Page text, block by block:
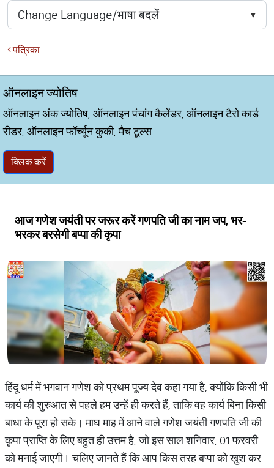
पत्रिका
ऑनलाइन ज्योतिष
ऑनलाइन अंक ज्योतिष, ऑनलाइन पंचांग कैलेंडर, ऑनलाइन टैरो कार्ड
रीडर, ऑनलाइन फॉर्च्यून कुकी, मैच टूल्स
क्लिक करें
आज गणेश जयंती पर जरूर करें गणपति जी का नाम जप, भर-
भरकर बरसेगी बप्पा की कृपा
हिंदू धर्म में भगवान गणेश को प्रथम पूज्य देव कहा गया है, क्योंकि किसी भी
कार्य की शुरुआत से पहले हम उन्हें ही करते हैं, ताकि वह कार्य बिना किसी
बाधा के पूरा हो सके। माघ माह में आने वाले गणेश जयंती गणपति जी की
कृपा प्राप्ति के लिए बहुत ही उत्तम है, जो इस साल शनिवार, 01 फरवरी
को मनाई जाएगी। चलिए जानते हैं कि आप किस तरह बप्पा को खुश कर